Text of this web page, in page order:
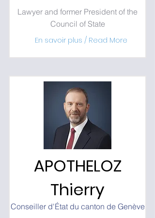
Lawyer and former President of the
Council of State
En savoir plus / Read More
APOTHELOZ
Thierry
Conseiller d'État du canton de Genève